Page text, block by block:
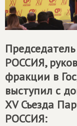
РОССИЯ,
фракции в
выступил с
XV Съезда
РОССИЯ: